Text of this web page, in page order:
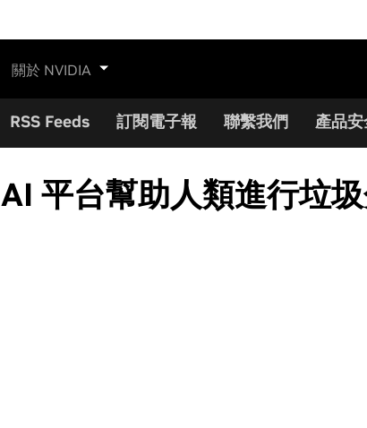
關於 NVIDIA
RSS Feeds 訂閱電子報 聯繫我們 產品
平台幫助人類進行垃